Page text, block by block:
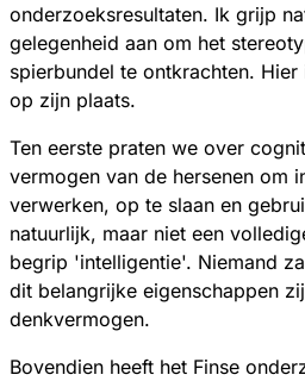
onderzoeksresultaten. Ik grijp
gelegenheid aan om het
spierbundel te ontkrachten.
op zijn plaats.
Ten eerste praten we over
vermogen van de hersenen om
verwerken, op te slaan en
natuurlijk, maar niet een
begrip 'intelligentie'. Niemand
dit belangrijke eigenschappen
denkvermogen.
Bovendien heeft het Finse